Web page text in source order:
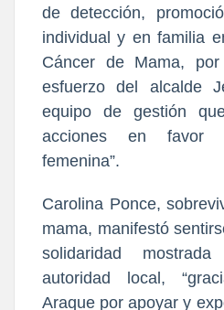
de detección,
individual y en familia
Cáncer de Mama,
esfuerzo del alcalde
equipo de gestión
acciones en favor
femenina”.
Carolina Ponce,
mama, manifestó
solidaridad
autoridad local,
Araque por apoyar y